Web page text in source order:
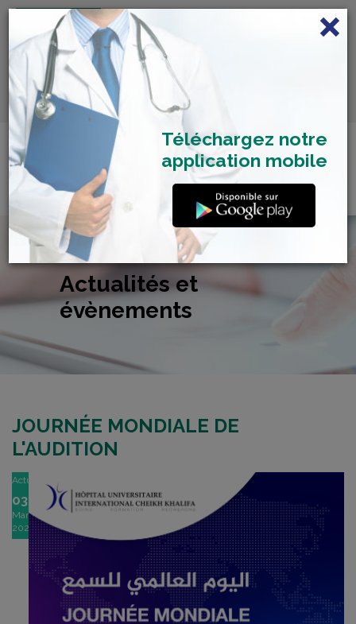
FRANÇAIS
Centre de Check-up Bilan
Santé
Actualités et
évènements
JOURNÉE MONDIALE DE
L'AUDITION
Actu
03
Mar
2022
Téléchargez notre
application mobile